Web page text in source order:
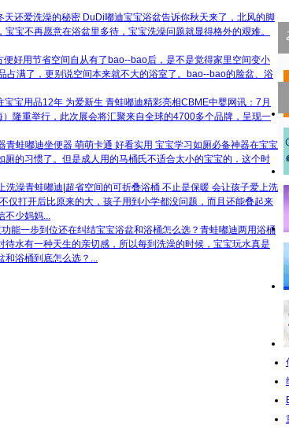
天还爱洗澡的秘密 DuDi嘟迪宝宝浴盆告诉你秋天来了，北风的脚
宝不再愿意在浴盆里多待，宝宝洗澡问题就显得格外的艰难。
便好用节省空间自从有了bao--bao后，是不是觉得家里空间变小
满了，更别说空间本来就不大的浴室了。bao--bao的脸盆、浴
宝宝用品12年 为爱新生 青蛙嘟迪精彩亮相CBME中婴网讯：7月
隆重举行，此次展会将汇聚来自全球的4700多个品牌，呈现一
青蛙嘟迪坐便器 萌萌卡通 好看实用 宝宝学习如厕必备神器在宝宝
的习惯了。但是成人用的马桶氏不适合太小的宝宝的，这个时
青蛙嘟迪|超省空间的可折叠浴桶 不止是保暖 会让孩子爱上洗
仅打开后比原来的大，孩子用到小学都没问题，而且还能叠起来
少妈妈...
还在纠结宝宝浴盆和浴桶怎么选？青蛙嘟迪两用浴桶
水有一种天生的亲切感，所以每到洗澡的时候，宝宝玩水真是
浴桶到底怎么选？...